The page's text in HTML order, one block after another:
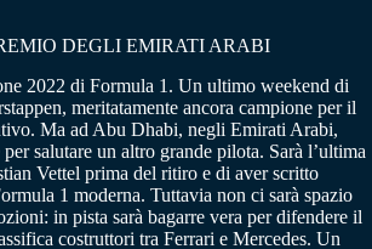
DEGLI EMIRATI ARABI
2022 di Formula 1. Un ultimo weekend di
meritatamente ancora campione per il
Ma ad Abu Dhabi, negli Emirati Arabi,
per salutare un altro grande pilota. Sarà l’ultima
Vettel prima del ritiro e di aver scritto
1 moderna. Tuttavia non ci sarà spazio
in pista sarà bagarre vera per difendere il
costruttori tra Ferrari e Mercedes. Un